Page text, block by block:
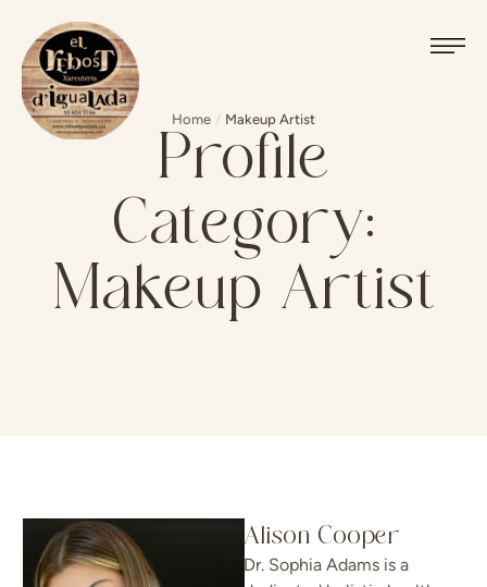
Home / Makeup Artist
Profile
Category:
Makeup Artist
Alison Cooper
Dr. Sophia Adams is a